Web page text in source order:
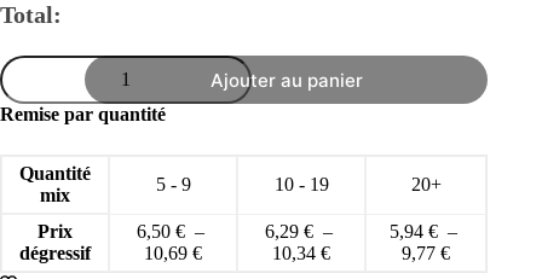
Total:
quantité
de
88
Vape
50ml
eliquide
booster
PG25/VG75
Ajouter au panier
Remise par quantité
Quantité
mix
5 - 9 10 - 19 20+
Prix
dégressif
6,50 € –
10,69 €Plage
6,29 € –
10,34 €Plage
5,94 € –
9,77 €Plage